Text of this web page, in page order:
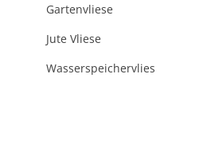
Gartenvliese
Jute Vliese
Wasserspeichervlies